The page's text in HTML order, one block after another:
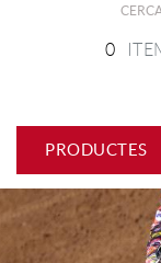
0
PRODUCTES